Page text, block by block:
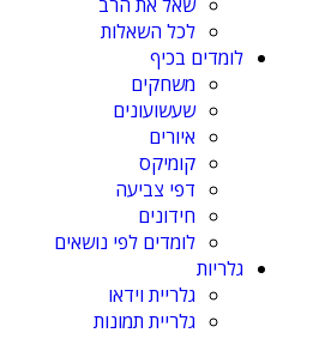
לכל השאלות
לומדים בכיף
משחקים
שעשועונים
איורים
קומיקס
דפי צביעה
חידונים
לומדים לפי נושאים
גלריות
גלריית וידאו
גלריית תמונות